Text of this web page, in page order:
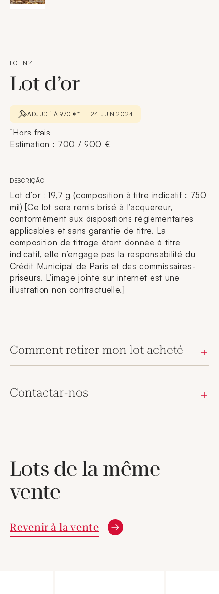
LOT N°4
Lot d’or
ADJUGÉ À 970 €* LE 24 JUIN 2024
*Hors frais
Estimation : 700 / 900 €
DESCRIÇÃO
Lot d’or : 19,7 g (composition à titre indicatif : 750
mil) [Ce lot sera remis brisé à l’acquéreur,
conformément aux dispositions règlementaires
applicables et sans garantie de titre. La
composition de titrage étant donnée à titre
indicatif, elle n’engage pas la responsabilité du
Crédit Municipal de Paris et des commissaires-
priseurs. L’image jointe sur internet est une
illustration non contractuelle.]
Comment retirer mon lot acheté
Contactar-nos
Lots de la même
vente
Revenir à la vente